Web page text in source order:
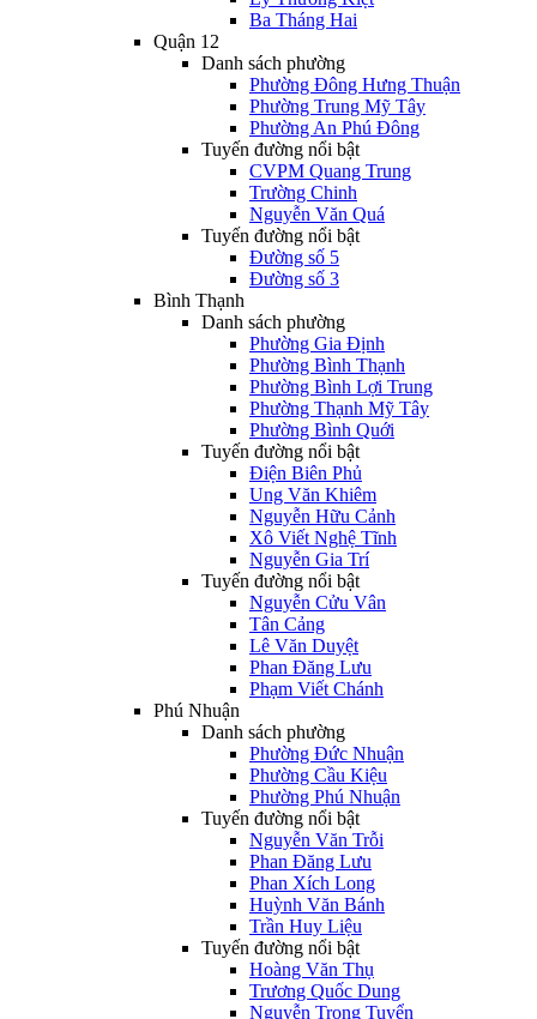
Ba Tháng Hai
Quận 12
Danh sách phường
Phường Đông Hưng Thuận
Phường Trung Mỹ Tây
Phường An Phú Đông
Tuyến đường nổi bật
CVPM Quang Trung
Trường Chinh
Nguyễn Văn Quá
Tuyến đường nổi bật
Đường số 5
Đường số 3
Bình Thạnh
Danh sách phường
Phường Gia Định
Phường Bình Thạnh
Phường Bình Lợi Trung
Phường Thạnh Mỹ Tây
Phường Bình Quới
Tuyến đường nổi bật
Điện Biên Phủ
Ung Văn Khiêm
Nguyễn Hữu Cảnh
Xô Viết Nghệ Tĩnh
Nguyễn Gia Trí
Tuyến đường nổi bật
Nguyễn Cửu Vân
Tân Cảng
Lê Văn Duyệt
Phan Đăng Lưu
Phạm Viết Chánh
Phú Nhuận
Danh sách phường
Phường Đức Nhuận
Phường Cầu Kiệu
Phường Phú Nhuận
Tuyến đường nổi bật
Nguyễn Văn Trỗi
Phan Đăng Lưu
Phan Xích Long
Huỳnh Văn Bánh
Trần Huy Liệu
Tuyến đường nổi bật
Hoàng Văn Thụ
Trương Quốc Dung
Nguyễn Trọng Tuyển